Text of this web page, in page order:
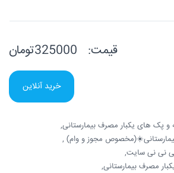
قیمت:
خرید آنلاین
و پک های یکبار مصرف بیمارستانی,
مجوز و وام) ,
نی نی سایت,
مصرف بیمارستانی,